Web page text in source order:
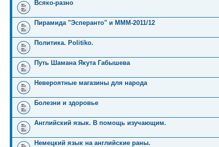
Всяко-разно
Пирамида "Эсперанто" и MMM-2011/12
Политика. Politiko.
Путь Шамана Якута Габышева
Невероятные магазины для народа
Болезни и здоровье
Английский язык. В помощь изучающим.
Немецкий язык на английские раны.